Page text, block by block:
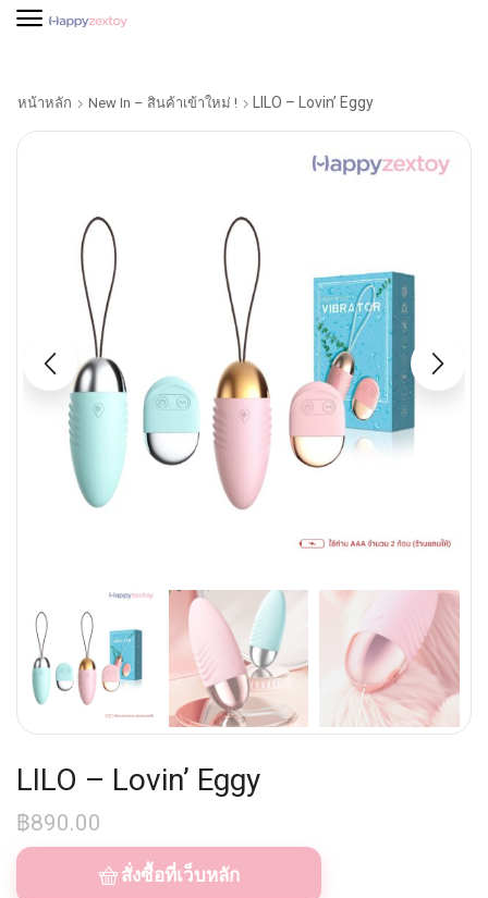
หน้าหลัก New In – สินค้าเข้าใหม่ ! LILO – Lovin’ Eggy
LILO – Lovin’ Eggy
฿890.00
สั่งซื้อที่เว็บหลัก